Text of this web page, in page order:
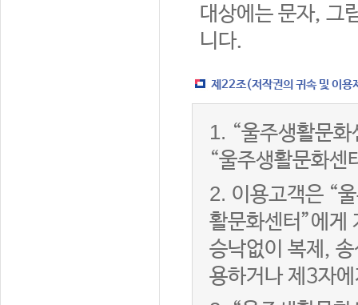
대상에는 문자, 그
니다.
제22조(저작권의 귀속 및 이용
1. “울주생활문
“울주생활문화센
2. 이용고객은 “
활문화센터”에게
승낙없이 복제,
용하거나 제3자